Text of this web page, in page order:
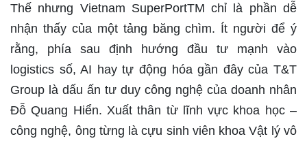
Thế nhưng Vietnam SuperPortTM chỉ là phần dễ
nhận thấy của một tảng băng chìm. Ít người để ý
rằng, phía sau định hướng đầu tư mạnh vào
logistics số, AI hay tự động hóa gần đây của T&T
Group là dấu ấn tư duy công nghệ của doanh nhân
Đỗ Quang Hiển. Xuất thân từ lĩnh vực khoa học –
công nghệ, ông từng là cựu sinh viên khoa Vật lý vô